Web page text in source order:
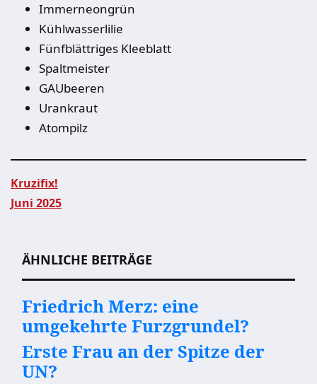
Immerneongrün
Kühlwasserlilie
Fünfblättriges Kleeblatt
Spaltmeister
GAUbeeren
Urankraut
Atompilz
Kruzifix!
Juni 2025
ÄHNLICHE BEITRÄGE
Friedrich Merz: eine
umgekehrte Furzgrundel?
Erste Frau an der Spitze der
UN?